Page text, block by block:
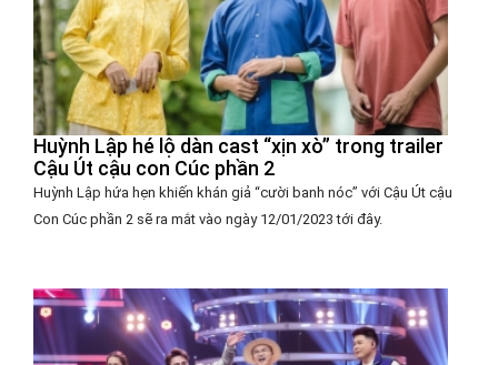
Huỳnh Lập hé lộ dàn cast “xịn xò” trong trailer
Cậu Út cậu con Cúc phần 2
Huỳnh Lập hứa hẹn khiến khán giả “cười banh nóc” với Cậu Út cậu
Con Cúc phần 2 sẽ ra mắt vào ngày 12/01/2023 tới đây.